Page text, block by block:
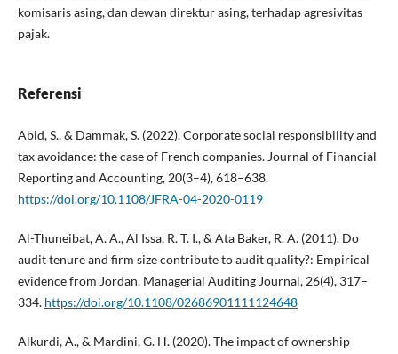
komisaris asing, dan dewan direktur asing, terhadap agresivitas
pajak.
Referensi
Abid, S., & Dammak, S. (2022). Corporate social responsibility and
tax avoidance: the case of French companies. Journal of Financial
Reporting and Accounting, 20(3–4), 618–638.
https://doi.org/10.1108/JFRA-04-2020-0119
Al-Thuneibat, A. A., Al Issa, R. T. I., & Ata Baker, R. A. (2011). Do
audit tenure and firm size contribute to audit quality?: Empirical
evidence from Jordan. Managerial Auditing Journal, 26(4), 317–
334. https://doi.org/10.1108/02686901111124648
Alkurdi, A., & Mardini, G. H. (2020). The impact of ownership